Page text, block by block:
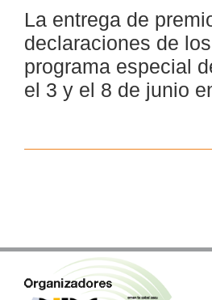
La entrega de
declaraciones de
programa especial
el 3 y el 8 de junio